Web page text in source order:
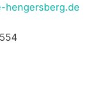
hengersberg.de